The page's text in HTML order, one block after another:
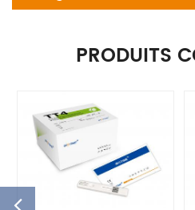
PRODUITS